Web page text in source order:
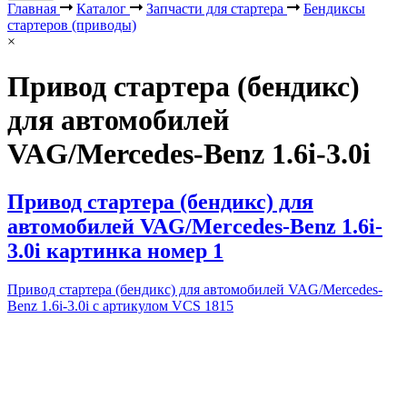
Главная Каталог Запчасти для стартера
Бендиксы
стартеров (приводы)
×
Привод стартера (бендикс)
для автомобилей
VAG/Mercedes-Benz 1.6i-3.0i
Привод стартера (бендикс) для
автомобилей VAG/Mercedes-Benz 1.6i-
3.0i картинка номер 1
Привод стартера (бендикс) для автомобилей VAG/Mercedes-
Benz 1.6i-3.0i с артикулом VCS 1815